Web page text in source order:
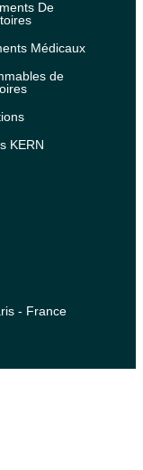
De
Médicaux
de
KERN
- France